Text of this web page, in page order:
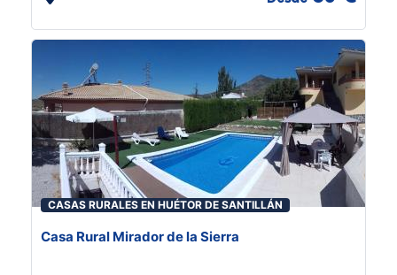
CASAS RURALES EN HUÉTOR DE SANTILLÁN
Casa Rural Mirador de la Sierra